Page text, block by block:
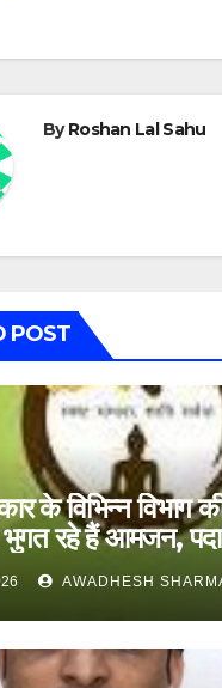
ByRoshan Lal Sahu
POST
के विभिन्न विभाग
भुगत रहे हैं आमजन,
AWADHESH